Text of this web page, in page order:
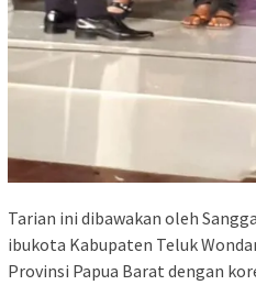
Tarian ini dibawakan oleh
ibukota Kabupaten Teluk
Provinsi Papua Barat dengan